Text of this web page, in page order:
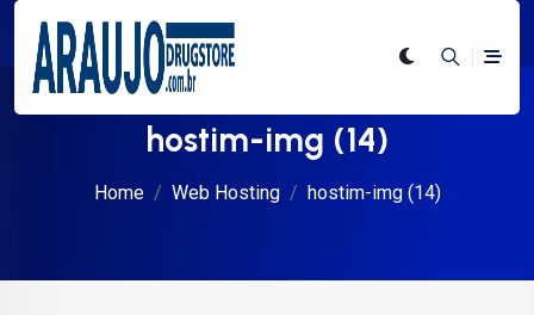
hostim-img (14)
Home Web Hosting hostim-img (14)